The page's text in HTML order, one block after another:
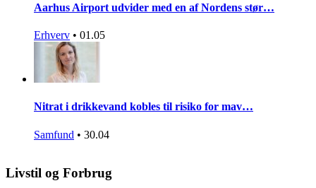
Aarhus Airport udvider med en af Nordens stør…
Erhverv • 01.05
Nitrat i drikkevand kobles til risiko for mav…
Samfund • 30.04
Livstil og Forbrug